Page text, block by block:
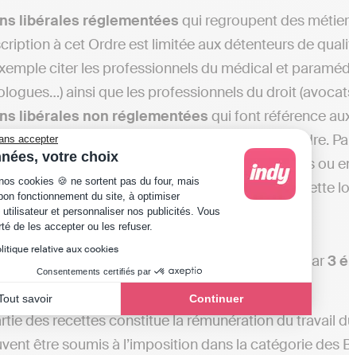
accepter
votre choix
de Gestion du Consentement : Personnalisez
cookies 🍪 ne sortent pas du four, mais
fonctionnement du site, à optimiser
utilisateur et personnaliser nos publicités. Vous
de les accepter ou les refuser.
relative aux cookies
Consentements certifiés par
savoir Continuer
Axeptio consent
libérales réglementées qui regroupent des
à cet Ordre est limitée aux détenteurs de
citer les professionnels du médical et
ainsi que les professionnels du droit
libérales non réglementées qui font référence
sans pour autant être régies par un Ordre.
comme les consultants, rédacteurs, traducteurs ou
ou artistiquess’intègrent également à cette
libérales sont généralement caractérisées par3
à titre personnel ;
des recettes constitue la rémunération du travail
être soumis à l’imposition dans la catégorie des